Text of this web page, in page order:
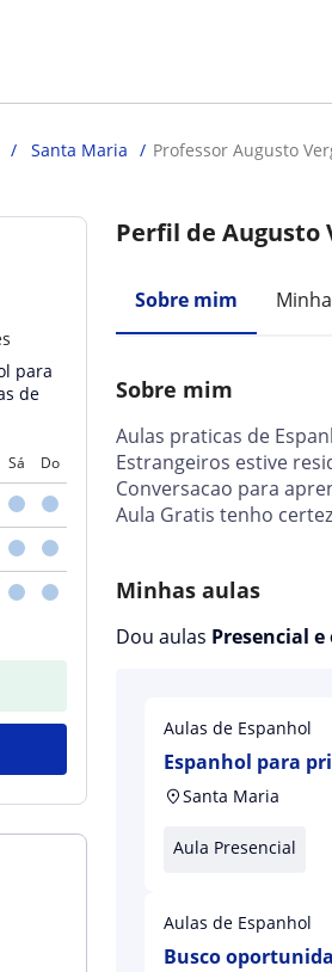
Santa Maria Professor Augusto
para
de
Sá Do
Perfil de Augusto
Sobre mim
Sobre mim
Aulas praticas de
Estrangeiros estive
Conversacao para
Aula Gratis tenho
Minhas aulas
Dou aulas Presencial
Aulas de Espanhol
Espanhol para
niveis
Santa Maria
Aula Presencial
Aulas de Espanhol
Busco